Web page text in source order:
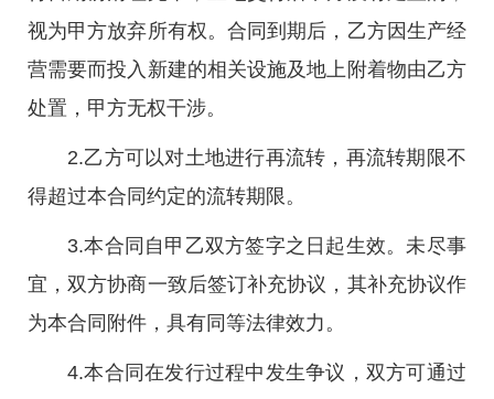
视为甲方放弃所有权。合同到期后，乙方因生产经
营需要而投入新建的相关设施及地上附着物由乙方
处置，甲方无权干涉。
2.乙方可以对土地进行再流转，再流转期限不
得超过本合同约定的流转期限。
3.本合同自甲乙双方签字之日起生效。未尽事
宜，双方协商一致后签订补充协议，其补充协议作
为本合同附件，具有同等法律效力。
4.本合同在发行过程中发生争议，双方可通过